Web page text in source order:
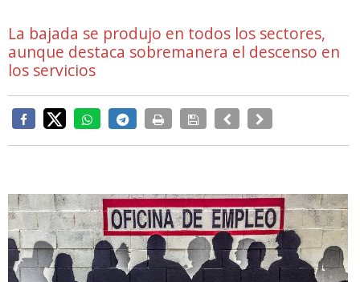
La bajada se produjo en todos los sectores,
aunque destaca sobremanera el descenso en
los servicios